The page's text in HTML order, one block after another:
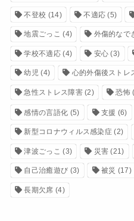
不登校 (14) 不適応 (5)
地震ごっこ (4) 外傷的なで
学校不適応(4) 安心 (3)
幼児 (4) 心的外傷後ストレ
急性ストレス障害(2) 恐怖
感情の言語化 (5) 支援 (6)
新型コロナウィルス感染症 (2)
津波ごっこ (3) 災害 (21)
自己治癒遊び (3) 被災 (17)
長期欠席 (4)